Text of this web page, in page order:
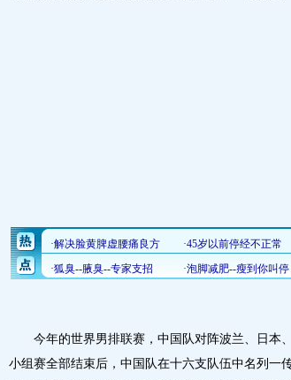
今年的世界男排联赛，中国队对阵波兰、日本、
小组赛全部结束后，中国队在十六支队伍中名列一